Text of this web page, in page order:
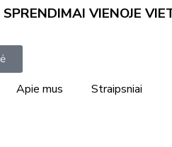
VIENOJE
Apie mus Straipsniai